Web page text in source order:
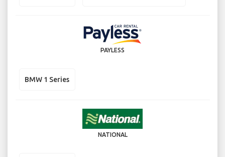
PAYLESS
BMW 1 Series
NATIONAL